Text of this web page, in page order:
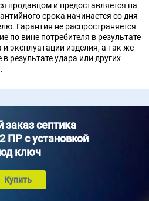
продавцом и предоставляется на
срока начинается со дня
Гарантия не распространяется
по вине потребителя в результате
эксплуатации изделия, а так же
результате удара или других
заказ септика
ПР с установкой
ключ
Купить